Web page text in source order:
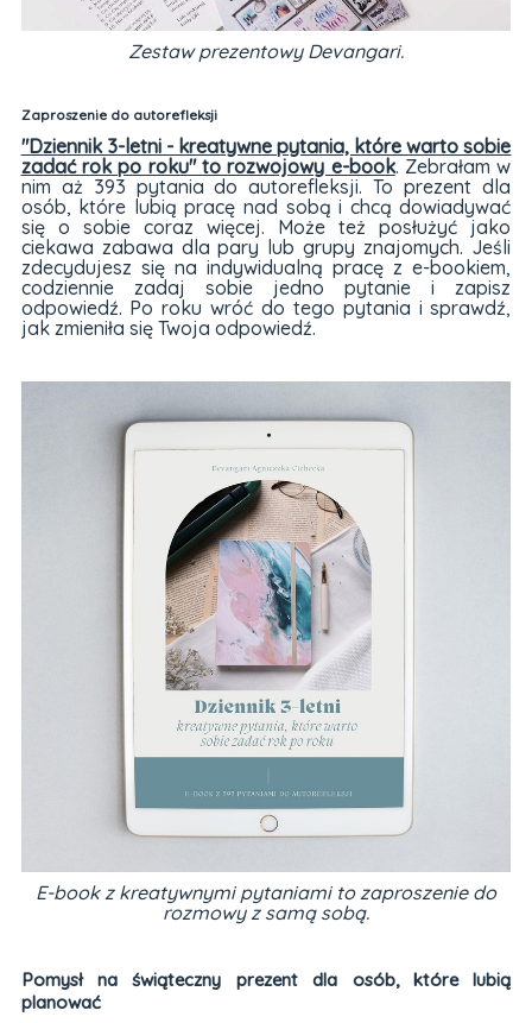
Zestaw prezentowy Devangari.
Zaproszenie do autorefleksji
"Dziennik 3-letni - kreatywne pytania, które warto sobie
zadać rok po roku" to rozwojowy e-book. Zebrałam w
nim aż 393 pytania do autorefleksji. To prezent dla
osób, które lubią pracę nad sobą i chcą dowiadywać
się o sobie coraz więcej. Może też posłużyć jako
ciekawa zabawa dla pary lub grupy znajomych. Jeśli
zdecydujesz się na indywidualną pracę z e-bookiem,
codziennie zadaj sobie jedno pytanie i zapisz
odpowiedź. Po roku wróć do tego pytania i sprawdź,
jak zmieniła się Twoja odpowiedź.
E-book z kreatywnymi pytaniami to zaproszenie do
rozmowy z samą sobą.
Pomysł na świąteczny prezent dla osób, które lubią
planować